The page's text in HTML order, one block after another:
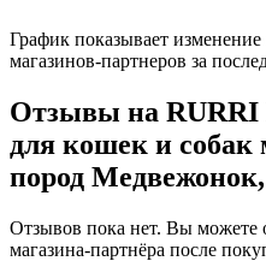
График показывает
магазинов-партнеров за
Отзывы на
для кошек и собак
пород
Отзывов пока нет. Вы можете
магазина-партнёра после